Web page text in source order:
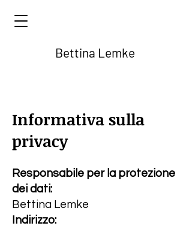
Bettina Lemke
Informativa sulla
privacy
Responsabile per la protezione
dei dati:
Bettina Lemke
Indirizzo: